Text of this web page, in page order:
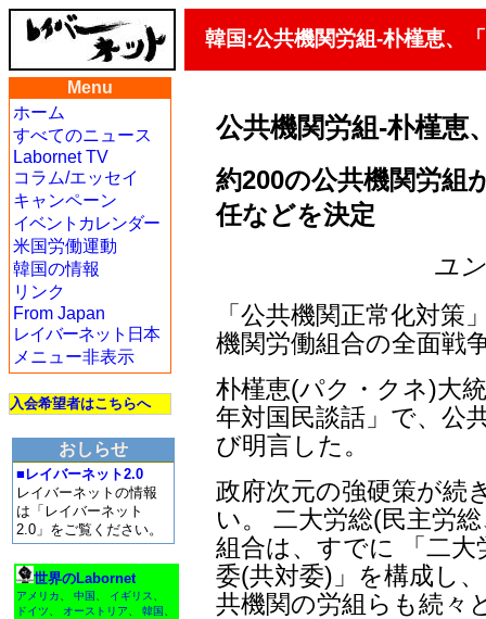
韓国:公共機関労組-朴槿恵、
Menu
ホーム
すべてのニュース
Labornet TV
コラム/エッセイ
キャンペーン
イベントカレンダー
米国労働運動
韓国の情報
リンク
From Japan
レイバーネット日本
メニュー非表示
入会希望者はこちらへ
おしらせ
■レイバーネット2.0
レイバーネットの情報
は「レイバーネット
2.0」をご覧ください。
世界のLabornet
アメリカ 中国 イギリス
ドイツ
オーストリア 韓国
公共機関労組-朴槿恵
約200の公共機関労組
任などを決定
ユ
「公共機関正常化対
機関労働組合の全面戦
朴槿恵(パク・クネ)大
年対国民談話」で、公
び明言した。
政府次元の強硬策が続
い。 二大労総(民主労
組合は、すでに 「二大
委(共対委)」を構成し
共機関の労組らも続々